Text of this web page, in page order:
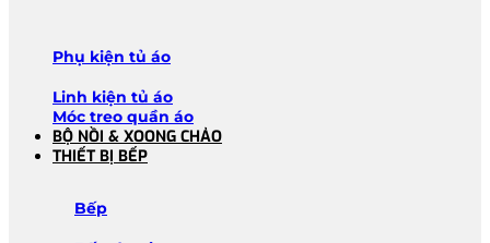
Phụ kiện tủ áo
Linh kiện tủ áo
Móc treo quần áo
BỘ NỒI & XOONG CHẢO
THIẾT BỊ BẾP
Bếp